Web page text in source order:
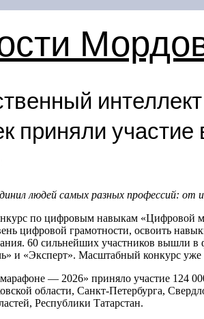
приняли
людей самых разных профессий: от
по цифровым навыкам «Цифровой
цифровой грамотности, освоить
60 сильнейших участников вышли в
и «Эксперт». Масштабный конкурс
— 2026» приняло участие 124
области, Санкт-Петербурга,
Республики Татарстан.